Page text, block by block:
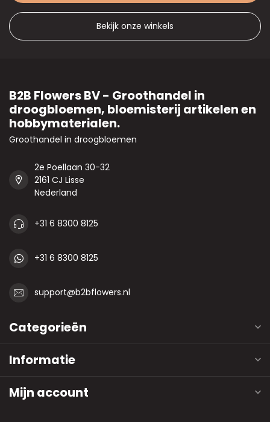
Bekijk onze winkels
B2B Flowers BV - Groothandel in
droogbloemen, bloemisterij artikelen en
hobbymaterialen.
Groothandel in droogbloemen
2e Poellaan 30-32
2161 CJ Lisse
Nederland
+31 6 8300 8125
+31 6 8300 8125
support@b2bflowers.nl
Categorieën
Informatie
Mijn account